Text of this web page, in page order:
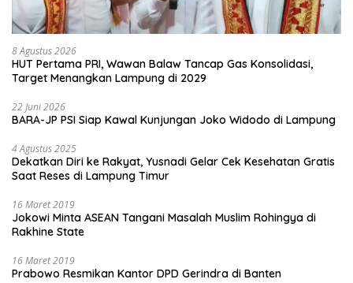
8 Agustus 2026
HUT Pertama PRI, Wawan Balaw Tancap Gas Konsolidasi,
Target Menangkan Lampung di 2029
22 Juni 2026
BARA-JP PSI Siap Kawal Kunjungan Joko Widodo di Lampung
4 Agustus 2025
Dekatkan Diri ke Rakyat, Yusnadi Gelar Cek Kesehatan Gratis
Saat Reses di Lampung Timur
16 Maret 2019
Jokowi Minta ASEAN Tangani Masalah Muslim Rohingya di
Rakhine State
16 Maret 2019
Prabowo Resmikan Kantor DPD Gerindra di Banten